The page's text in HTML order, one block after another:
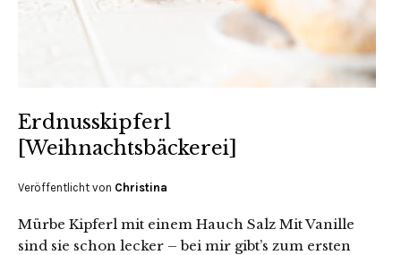
Erdnusskipferl
[Weihnachtsbäckerei]
Veröffentlicht von Christina
Mürbe Kipferl mit einem Hauch Salz Mit Vanille
sind sie schon lecker – bei mir gibt’s zum ersten